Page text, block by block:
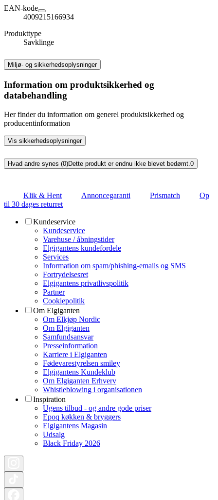
EAN-kode
4009215166934
Produkttype
Savklinge
Miljø- og sikkerhedsoplysninger
Information om produktsikkerhed og
databehandling
Her finder du information om generel produktsikkerhed og
producentinformation
Vis sikkerhedsoplysninger
Hvad andre synes (0)Dette produkt er endnu ikke blevet bedømt. 0
Klik & Hent Annoncegaranti Prismatch
Op
til 30 dages returret
Kundeservice
Kundeservice
Varehuse / åbningstider
Elgigantens kundefordele
Services
Information om spam/phishing-emails og SMS
Fortrydelsesret
Elgigantens privatlivspolitik
Partner
Cookiepolitik
Om Elgiganten
Om Elkjøp Nordic
Om Elgiganten
Samfundsansvar
Presseinformation
Karriere i Elgiganten
Fødevarestyrelsen smiley
Elgigantens Kundeklub
Om Elgiganten Erhverv
Whistleblowing i organisationen
Inspiration
Ugens tilbud - og andre gode priser
Epoq køkken & bryggers
Elgigantens Magasin
Udsalg
Black Friday 2026